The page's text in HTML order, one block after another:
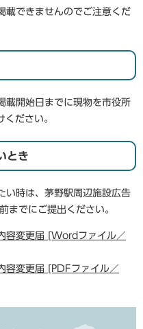
載できませんのでご注意くだ
載開始日までに現物を市役所
ださい。
とき
い時は、茅野駅周辺施設広告
までにご提出ください。
容変更届 [Wordファイル／
容変更届 [PDFファイル／